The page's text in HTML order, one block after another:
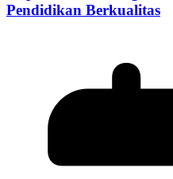
Pendidikan Berkualitas